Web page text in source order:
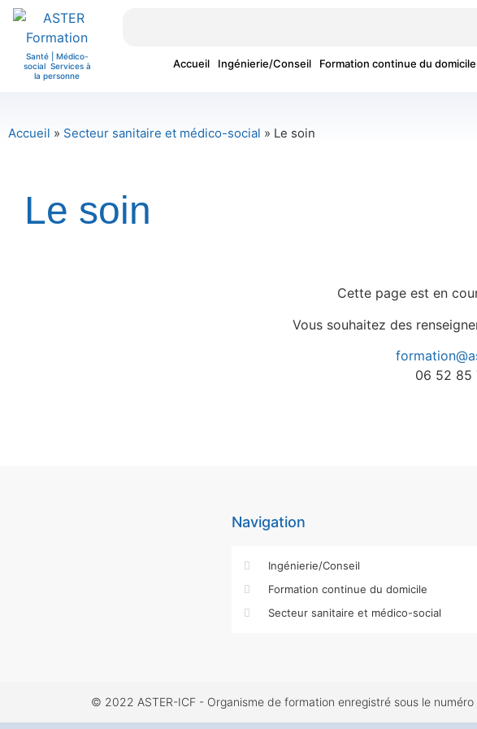
Santé | Médico-
social Services à
la personne
Accueil Ingénierie/Conseil Formation continue du domicile
Accueil » Secteur sanitaire et médico-social » Le soin
Le soin
Cette page est en
Vous souhaitez des
06 52 85
Navigation
Ingénierie/Conseil
Formation continue du domicile
Secteur sanitaire et médico-social
© 2022 ASTER-ICF - Organisme de formation enregistré sous le